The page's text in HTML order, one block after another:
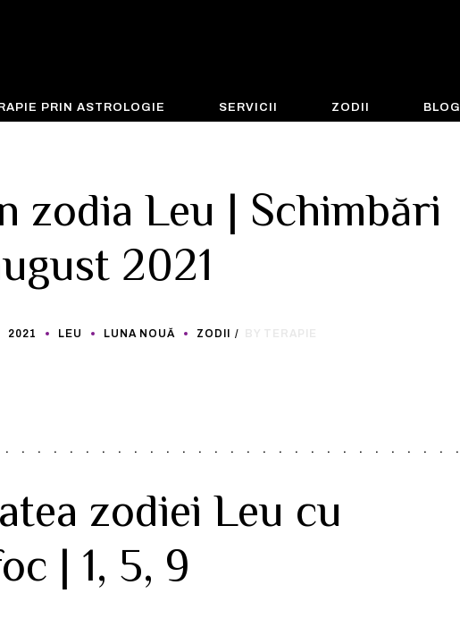
PRIN ASTROLOGIE SERVICII ZODII BLOG
zodia Leu | Schimbări
2021
2021 LEU LUNA NOUĂ ZODII
zodiei Leu cu
| 1, 5, 9